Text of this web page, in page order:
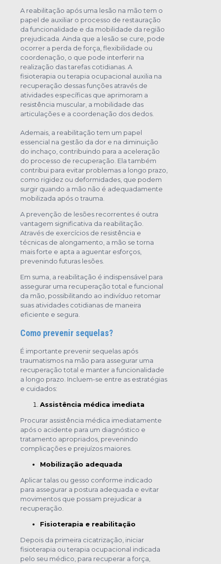
A reabilitação após uma lesão na mão tem o
papel de auxiliar o processo de restauração
da funcionalidade e da mobilidade da região
prejudicada. Ainda que a lesão se cure, pode
ocorrer a perda de força, flexibilidade ou
coordenação, o que pode interferir na
realização das tarefas cotidianas. A
fisioterapia ou terapia ocupacional auxilia na
recuperação dessas funções através de
atividades específicas que aprimoram a
resistência muscular, a mobilidade das
articulações e a coordenação dos dedos.
Ademais, a reabilitação tem um papel
essencial na gestão da dor e na diminuição
do inchaço, contribuindo para a aceleração
do processo de recuperação. Ela também
contribui para evitar problemas a longo prazo,
como rigidez ou deformidades, que podem
surgir quando a mão não é adequadamente
mobilizada após o trauma.
A prevenção de lesões recorrentes é outra
vantagem significativa da reabilitação.
Através de exercícios de resistência e
técnicas de alongamento, a mão se torna
mais forte e apta a aguentar esforços,
prevenindo futuras lesões.
Em suma, a reabilitação é indispensável para
assegurar uma recuperação total e funcional
da mão, possibilitando ao indivíduo retomar
suas atividades cotidianas de maneira
eficiente e segura.
Como prevenir sequelas?
É importante prevenir sequelas após
traumatismos na mão para assegurar uma
recuperação total e manter a funcionalidade
a longo prazo. Incluem-se entre as estratégias
e cuidados:
Assistência médica imediata
Procurar assistência médica imediatamente
após o acidente para um diagnóstico e
tratamento apropriados, prevenindo
complicações e prejuízos maiores.
Mobilização adequada
Aplicar talas ou gesso conforme indicado
para assegurar a postura adequada e evitar
movimentos que possam prejudicar a
recuperação.
Fisioterapia e reabilitação
Depois da primeira cicatrização, iniciar
fisioterapia ou terapia ocupacional indicada
pelo seu médico, para recuperar a força,